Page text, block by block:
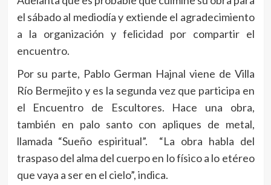
el sábado al mediodía y extiende el agradecimiento
a la organización y felicidad por compartir el
encuentro.
Por su parte, Pablo German Hajnal viene de Villa
Río Bermejito y es la segunda vez que participa en
el Encuentro de Escultores. Hace una obra,
también en palo santo con apliques de metal,
llamada “Sueño espiritual”. “La obra habla del
traspaso del alma del cuerpo en lo físico a lo etéreo
que vaya a ser en el cielo”, indica.